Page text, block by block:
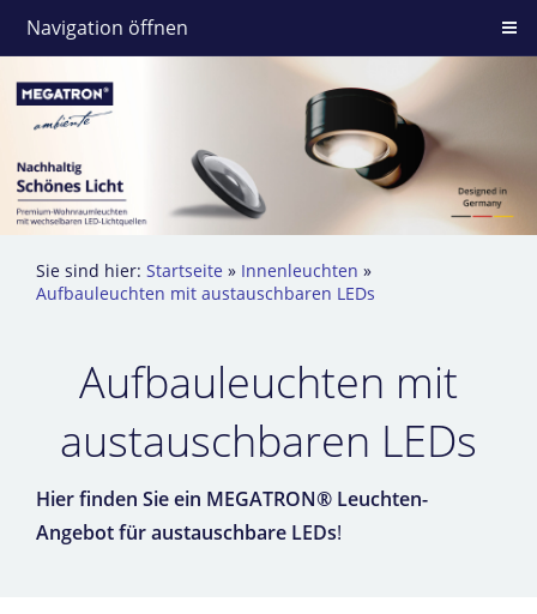
Navigation öffnen
Sie sind hier: Startseite » Innenleuchten »
Aufbauleuchten mit austauschbaren LEDs
Aufbauleuchten mit
austauschbaren LEDs
Hier finden Sie ein MEGATRON® Leuchten-
Angebot für austauschbare LEDs!